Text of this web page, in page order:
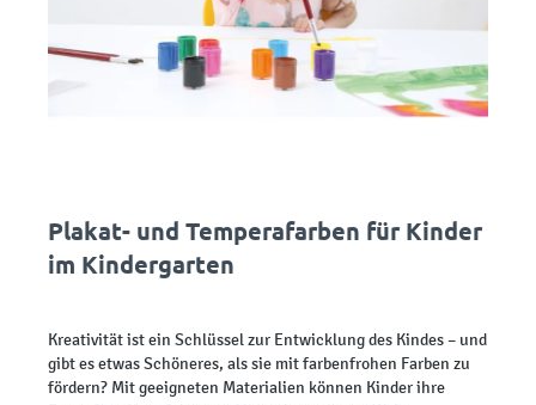
Plakat- und Temperafarben für Kinder
im Kindergarten
Kreativität ist ein Schlüssel zur Entwicklung des Kindes – und
gibt es etwas Schöneres, als sie mit farbenfrohen Farben zu
fördern? Mit geeigneten Materialien können Kinder ihre